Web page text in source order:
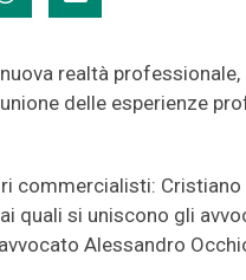
realtà professionale,
delle esperienze
commercialisti: Cristiano
quali si uniscono gli
Alessandro